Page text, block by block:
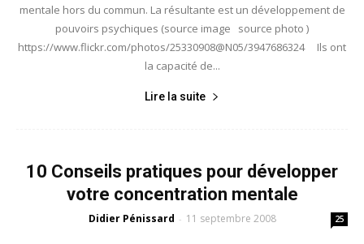
mentale hors du commun. La résultante est un développement de
pouvoirs psychiques (source image source photo )
https://www.flickr.com/photos/25330908@N05/3947686324 Ils ont
la capacité de...
Lire la suite
10 Conseils pratiques pour développer
votre concentration mentale
Didier Pénissard - 11 septembre 2008 25